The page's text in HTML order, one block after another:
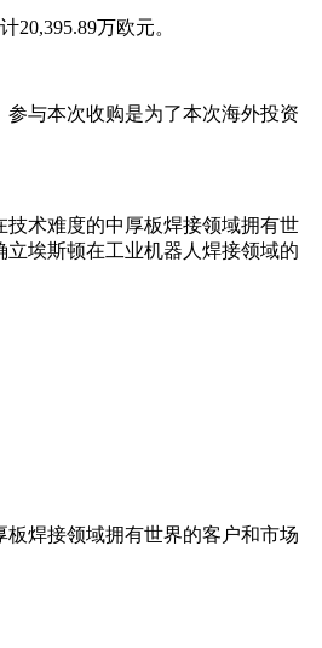
万欧元。
与本次收购是为了本次海外投资
技术难度的中厚板焊接领域拥有世
埃斯顿在工业机器人焊接领域的
焊接领域拥有世界的客户和市场